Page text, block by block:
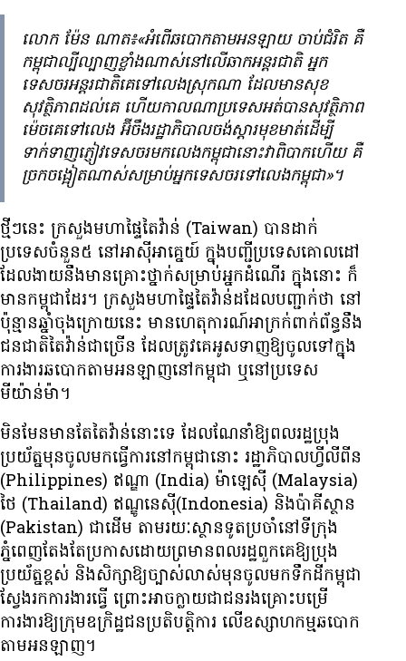
លោក ម៉ែន ណាត៖«អំពើ​ឆបោក​តាម​អនឡាយ ចាប់​ជំរិត គឺ​
កម្ពុជា​ល្បីល្បាញ​ខ្លាំង​ណាស់​នៅ​លើ​ឆាក​អន្តរជាតិ អ្នក
ទេសចរ​អន្តរជាតិ​គេ​ទៅ​លេង​ស្រុក​ណា ដែល​មាន​សុខ​
សុវត្ថិភាព​ដល់​គេ ហើយ​កាលណា​ប្រទេស​អត់​បាន​សុវត្ថិភាព​
ម៉េច​គេ​ទៅ​លេង អ៊ីចឹង​​​រដ្ឋាភិបាល​ចង់​ស្ដារ​មុខមាត់​ដើម្បី​
ទាក់ទាញ​ភ្ញៀវ​ទេសចរ​មក​លេង​កម្ពុជា​នោះ​វា​ពិបាក​ហើយ គឺ​
ច្រក​ចង្អៀត​ណាស់​សម្រាប់​អ្នកទេសចរ​ទៅ​លេង​កម្ពុជា»។
ថ្មីៗនេះ ក្រសួង​មហាផ្ទៃ​តៃវ៉ាន់ (Taiwan) បាន​ដាក់​
ប្រទេស​ចំនួន៥ នៅ​អាស៊ីអាគ្នេយ៍ ក្នុង​បញ្ជី​ប្រទេស​គោលដៅ
ដែល​ងាយ​នឹង​មានគ្រោះថ្នាក់​សម្រាប់​អ្នក​ដំណើរ ក្នុង​នោះ ក៏​
មាន​កម្ពុជា​ដែរ។ ក្រសួងមហាផ្ទៃ​តៃវ៉ាន់​ដដែល​បញ្ជាក់​ថា នៅ​
ប៉ុន្មាន​ឆ្នាំ​ចុងក្រោយ​នេះ មាន​ហេតុការណ៍​អាក្រក់​ពាក់ព័ន្ធ​នឹង​
ជនជាតិ​តៃវ៉ាន់​ជាច្រើន ដែល​ត្រូវ​គេ​អូសទាញ​ឱ្យ​ចូល​ទៅ​ក្នុង​
ការងារ​ឆបោក​តាម​អនឡាញ​នៅ​កម្ពុជា ឬ​នៅ​ប្រទេស​
មីយ៉ាន់ម៉ា។
មិនមែន​មាន​តែ​តៃវ៉ាន់​នោះ​ទេ ដែល​ណែនាំ​ឱ្យ​ពលរដ្ឋ​ប្រុង
ប្រយ័ត្ន​មុន​ចូល​មក​ធ្វើការ​នៅ​កម្ពុជា​នោះ រដ្ឋាភិបាល​ហ្វីលីពីន
(Philippines) ឥណ្ឌា (India) ម៉ាឡេស៊ី (Malaysia)
ថៃ (Thailand) ឥណ្ឌូនេស៊ី​(Indonesia) និង​ប៉ាគីស្ថាន
(Pakistan) ជា​ដើម តាម​រយៈ​ស្ថានទូត​ប្រចាំ​នៅ​ទីក្រុង​
ភ្នំពេញ​តែងតែ​ប្រកាស​ដោយ​ព្រមាន​ពលរដ្ឋ​ពួកគេ​ឱ្យ​ប្រុង
ប្រយ័ត្ន​ខ្ពស់ និង​សិក្សា​ឱ្យ​ច្បាស់លាស់​មុន​ចូល​មក​ទឹកដី​កម្ពុជា​
ស្វែងរក​ការងារ​ធ្វើ ព្រោះ​អាច​ក្លាយ​ជា​ជនរងគ្រោះ​បម្រើ​
ការងារ​ឱ្យ​ក្រុម​ឧក្រិដ្ឋជន​ប្រតិបត្តិការ លើ​ឧស្សាហកម្ម​ឆបោក​
តាម​អនឡាញ។